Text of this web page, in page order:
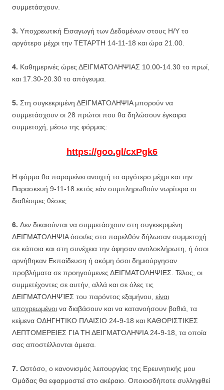
συμμετάσχουν.
3. Υποχρεωτική Εισαγωγή των Δεδομένων στους Η/Υ το
αργότερο μέχρι την ΤΕΤΑΡΤΗ 14-11-18 και ώρα 21.00.
4. Καθημερινές ώρες ΔΕΙΓΜΑΤΟΛΗΨΙΑΣ 10.00-14.30 το πρωί,
και 17.30-20.30 το απόγευμα.
5. Στη συγκεκριμένη ΔΕΙΓΜΑΤΟΛΗΨΙΑ μπορούν να
συμμετάσχουν οι 28 πρώτοι που θα δηλώσουν έγκαιρα
συμμετοχή, μέσω της φόρμας:
https://goo.gl/cxPgk6
Η φόρμα θα παραμείνει ανοιχτή το αργότερο μέχρι και την
Παρασκευή 9-11-18 εκτός εάν συμπληρωθούν νωρίτερα οι
διαθέσιμες θέσεις.
6. Δεν δικαιούνται να συμμετάσχουν στη συγκεκριμένη
ΔΕΙΓΜΑΤΟΛΗΨΙΑ όσοι/ες στο παρελθόν δήλωσαν συμμετοχή
σε κάποια και στη συνέχεια την άφησαν ανολοκλήρωτη, ή όσοι
αρνήθηκαν Εκπαίδευση ή ακόμη όσοι δημιούργησαν
προβλήματα σε προηγούμενες ΔΕΙΓΜΑΤΟΛΗΨΙΕΣ. Τέλος, οι
συμμετέχοντες σε αυτήν, αλλά και σε όλες τις
ΔΕΙΓΜΑΤΟΛΗΨΊΕΣ του παρόντος εξαμήνου, είναι
υποχρεωμένοι να διαβάσουν και να κατανοήσουν βαθιά, τα
κείμενα ΟΔΗΓΗΤΙΚΟ ΠΛΑΙΣΙΟ 24-9-18 και ΚΑΘΟΡΙΣΤΙΚΕΣ
ΛΕΠΤΟΜΕΡΕΙΕΣ ΓΙΑ ΤΗ ΔΕΙΓΜΑΤΟΛΗΨΙΑ 24-9-18, τα οποία
σας αποστέλλονται άμεσα.
7. Ωστόσο, ο κανονισμός λειτουργίας της Ερευνητικής μου
Ομάδας θα εφαρμοστεί στο ακέραιο. Οποιοσδήποτε συλληφθεί